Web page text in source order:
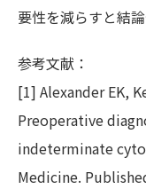
要性を減らすと結論
参考文献：
[1] Alexander EK,
Preoperative
indeterminate
Medicine.